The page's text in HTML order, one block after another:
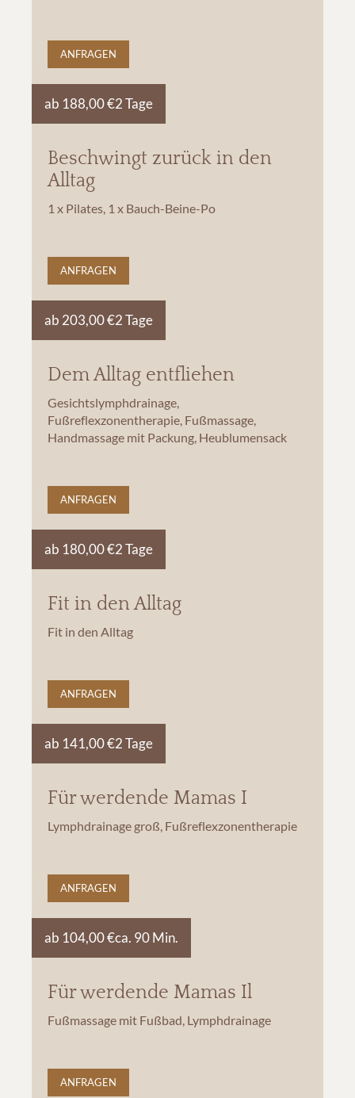
ANFRAGEN
Beschwingt zurück in den
Alltag
ab 188,00 €2 Tage
1 x Pilates, 1 x Bauch-Beine-Po
ANFRAGEN
Dem Alltag entfliehen
ab 203,00 €2 Tage
Gesichtslymphdrainage,
Fußreflexzonentherapie, Fußmassage,
Handmassage mit Packung, Heublumensack
ANFRAGEN
Fit in den Alltag
ab 180,00 €2 Tage
Fit in den Alltag
ANFRAGEN
Für werdende Mamas I
ab 141,00 €2 Tage
Lymphdrainage groß, Fußreflexzonentherapie
ANFRAGEN
Für werdende Mamas Il
ab 104,00 €ca. 90 Min.
Fußmassage mit Fußbad, Lymphdrainage
ANFRAGEN